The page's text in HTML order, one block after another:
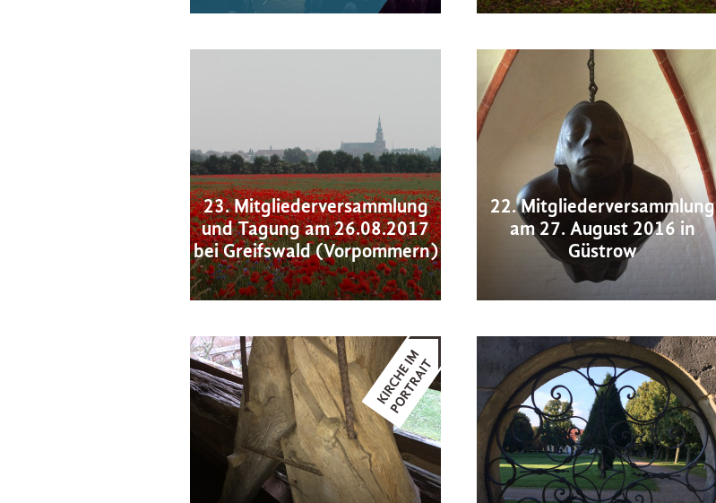
23. Mitgliederversammlung
und Tagung am 26.08.2017
bei Greifswald (Vorpommern)
22. Mitgliederversammlung
am 27. August 2016 in
Güstrow